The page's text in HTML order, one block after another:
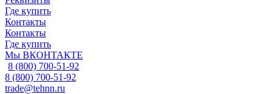
Где купить
Контакты
Контакты
Где купить
Мы ВКОНТАКТЕ
8 (800) 700-51-92
8 (800) 700-51-92
trade@tehnn.ru